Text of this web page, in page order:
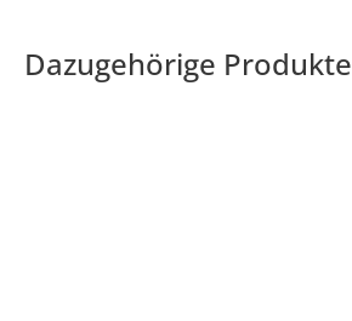
Dazugehörige Produkte